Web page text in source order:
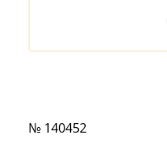
№ 140452